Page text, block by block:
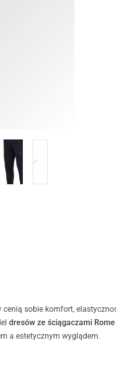
sobie komfort,
dresów ze ściągaczami Rome
a estetycznym wyglądem.